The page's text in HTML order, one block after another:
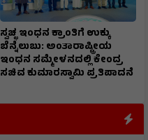
ಸ್ವಚ್ಛ ಇಂಧನ ಕ್ರಾಂತಿಗೆ ಉಕ್ಕು
ಬೆನ್ನೆಲುಬು: ಅಂತಾರಾಷ್ಟ್ರೀಯ
ಇಂಧನ ಸಮ್ಮೇಳನದಲ್ಲಿ ಕೇಂದ್ರ
ಸಚಿವ ಕುಮಾರಸ್ವಾಮಿ ಪ್ರತಿಪಾದನೆ